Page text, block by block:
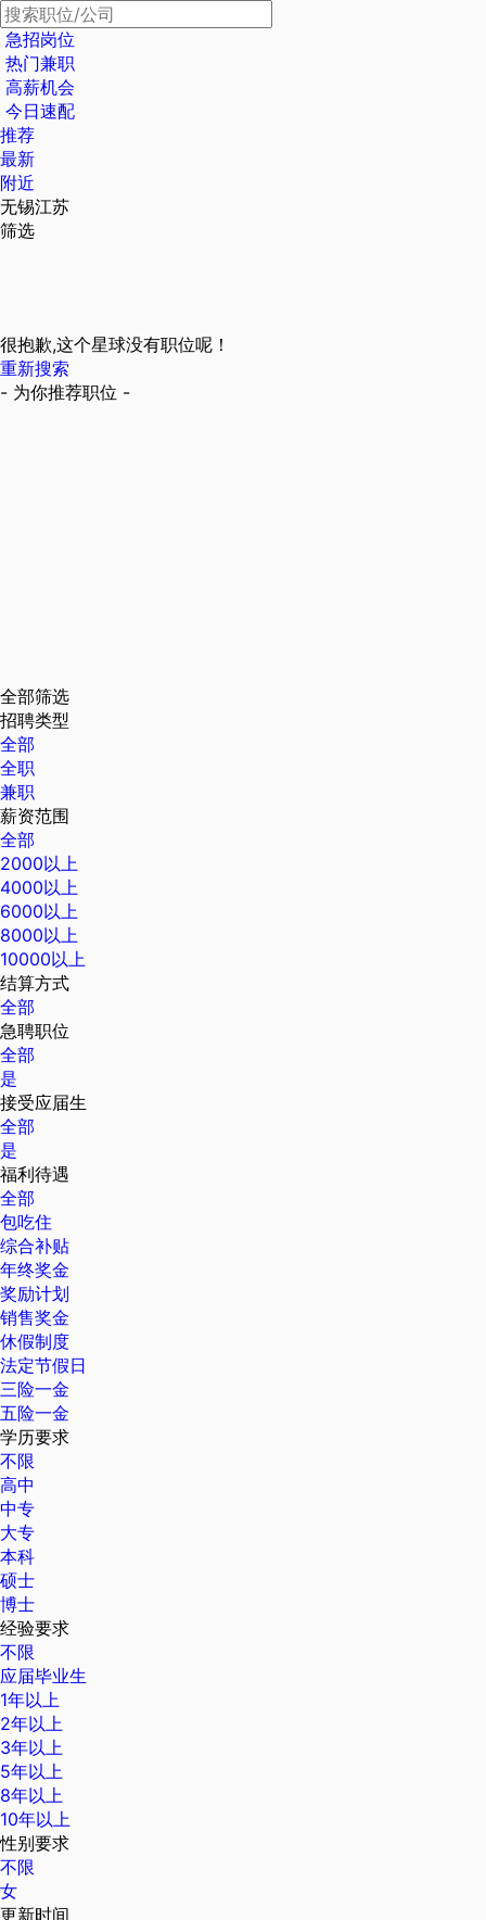
急招岗位
热门兼职
高薪机会
今日速配
推荐
最新
附近
无锡江苏
筛选
很抱歉,这个星球没有职位呢！
重新搜索
- 为你推荐职位 -
全部筛选
招聘类型
全部
全职
兼职
薪资范围
全部
2000以上
4000以上
6000以上
8000以上
10000以上
结算方式
全部
急聘职位
全部
是
接受应届生
全部
是
福利待遇
全部
包吃住
综合补贴
年终奖金
奖励计划
销售奖金
休假制度
法定节假日
三险一金
五险一金
学历要求
不限
高中
中专
大专
本科
硕士
博士
经验要求
不限
应届毕业生
1年以上
2年以上
3年以上
5年以上
8年以上
10年以上
性别要求
不限
女
更新时间